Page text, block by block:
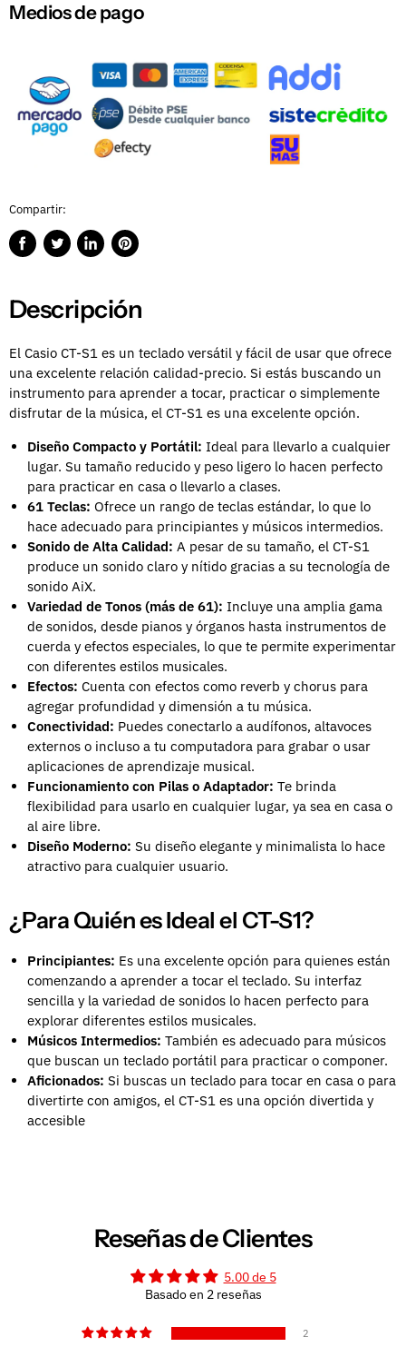
Medios de pago
Compartir:
CompartirPublicarCompartirGuardar
Descripción
El Casio CT-S1 es un teclado versátil y fácil de usar que ofrece
una excelente relación calidad-precio. Si estás buscando un
instrumento para aprender a tocar, practicar o simplemente
disfrutar de la música, el CT-S1 es una excelente opción.
Diseño Compacto y Portátil: Ideal para llevarlo a cualquier
lugar. Su tamaño reducido y peso ligero lo hacen perfecto
para practicar en casa o llevarlo a clases.
61 Teclas: Ofrece un rango de teclas estándar, lo que lo
hace adecuado para principiantes y músicos intermedios.
Sonido de Alta Calidad: A pesar de su tamaño, el CT-S1
produce un sonido claro y nítido gracias a su tecnología de
sonido AiX.
Variedad de Tonos (más de 61): Incluye una amplia gama
de sonidos, desde pianos y órganos hasta instrumentos de
cuerda y efectos especiales, lo que te permite experimentar
con diferentes estilos musicales.
Efectos: Cuenta con efectos como reverb y chorus para
agregar profundidad y dimensión a tu música.
Conectividad: Puedes conectarlo a audífonos, altavoces
externos o incluso a tu computadora para grabar o usar
aplicaciones de aprendizaje musical.
Funcionamiento con Pilas o Adaptador: Te brinda
flexibilidad para usarlo en cualquier lugar, ya sea en casa o
al aire libre.
Diseño Moderno: Su diseño elegante y minimalista lo hace
atractivo para cualquier usuario.
¿Para Quién es Ideal el CT-S1?
Principiantes: Es una excelente opción para quienes están
comenzando a aprender a tocar el teclado. Su interfaz
sencilla y la variedad de sonidos lo hacen perfecto para
explorar diferentes estilos musicales.
Músicos Intermedios: También es adecuado para músicos
que buscan un teclado portátil para practicar o componer.
Aficionados: Si buscas un teclado para tocar en casa o para
divertirte con amigos, el CT-S1 es una opción divertida y
accesible
Reseñas de Clientes
5.00 de 5
Basado en 2 reseñas
2